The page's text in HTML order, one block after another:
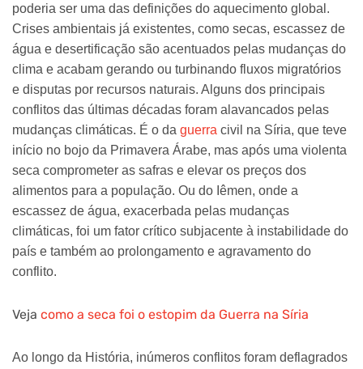
poderia ser uma das definições do aquecimento global.
Crises ambientais já existentes, como secas, escassez de
água e desertificação são acentuados pelas mudanças do
clima e acabam gerando ou turbinando fluxos migratórios
e disputas por recursos naturais. Alguns dos principais
conflitos das últimas décadas foram alavancados pelas
mudanças climáticas. É o da guerra civil na Síria, que teve
início no bojo da Primavera Árabe, mas após uma violenta
seca comprometer as safras e elevar os preços dos
alimentos para a população. Ou do Iêmen, onde a
escassez de água, exacerbada pelas mudanças
climáticas, foi um fator crítico subjacente à instabilidade do
país e também ao prolongamento e agravamento do
conflito.
Veja como a seca foi o estopim da Guerra na Síria
Ao longo da História, inúmeros conflitos foram deflagrados